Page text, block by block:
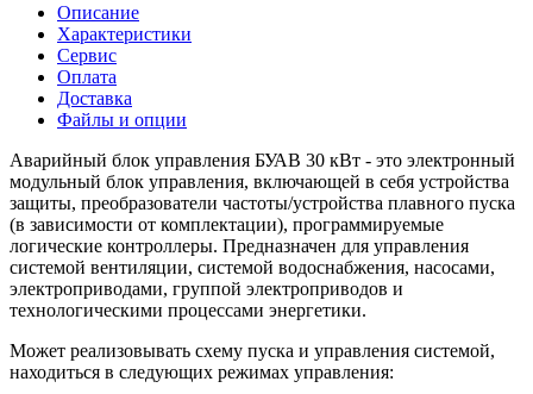
Описание
Характеристики
Сервис
Оплата
Доставка
Файлы и опции
Аварийный блок управления БУАВ 30 кВт - это электронный
модульный блок управления, включающей в себя устройства
защиты, преобразователи частоты/устройства плавного пуска
(в зависимости от комплектации), программируемые
логические контроллеры. Предназначен для управления
системой вентиляции, системой водоснабжения, насосами,
электроприводами, группой электроприводов и
технологическими процессами энергетики.
Может реализовывать схему пуска и управления системой,
находиться в следующих режимах управления: